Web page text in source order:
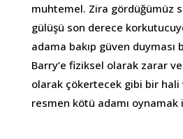
muhtemel. Zira gördüğümüz
gülüşü son derece
adama bakıp güven duyması
Barry’e fiziksel olarak zarar
olarak çökertecek gibi bir hali
resmen kötü adamı